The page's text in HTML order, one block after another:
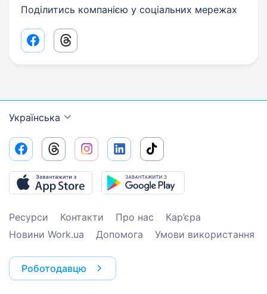
Поділитись компанією у соціальних мережах
Facebook share link
Threads share link
Українська
Ресурси Контакти Про нас
Кар’єра
Новини Work.ua
Допомога Умови використання
Роботодавцю